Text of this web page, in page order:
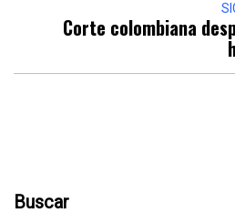
Corte colombiana
Buscar